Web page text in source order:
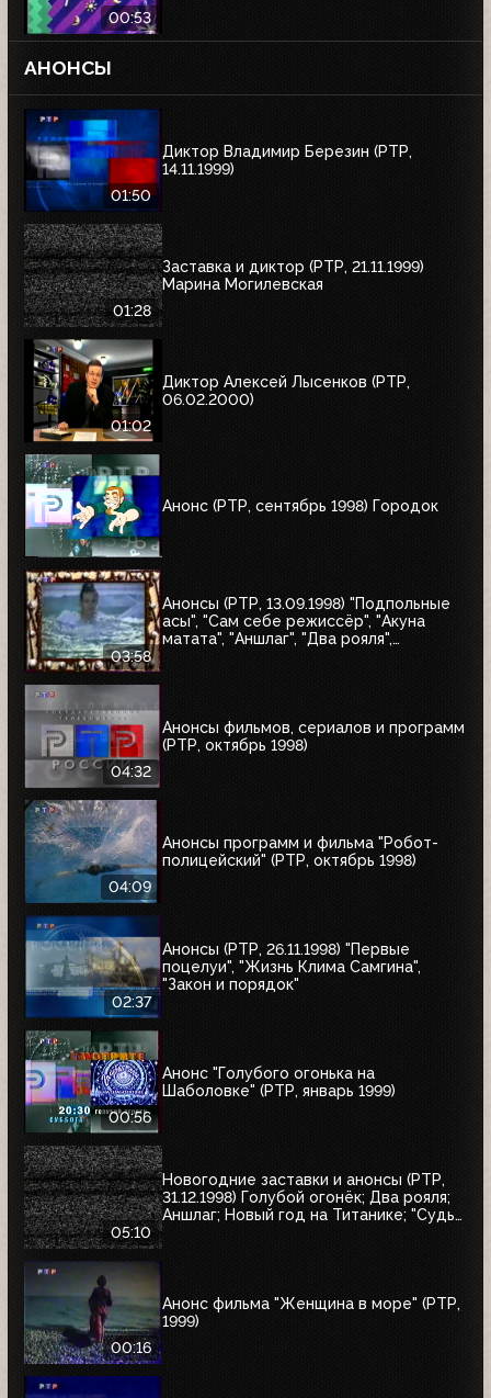
00:53
АНОНСЫ
01:50
Диктор Владимир Березин (РТР,
14.11.1999)
01:28
Заставка и диктор (РТР, 21.11.1999)
Марина Могилевская
01:02
Диктор Алексей Лысенков (РТР,
06.02.2000)
Анонс (РТР, сентябрь 1998) Городок
03:58
Анонсы (РТР, 13.09.1998) "Подпольные
асы", "Сам себе режиссёр", "Акуна
матата", "Аншлаг", "Два рояля",
04:32
Анонсы фильмов, сериалов и программ
(РТР, октябрь 1998)
04:09
Анонсы программ и фильма "Робот-
полицейский" (РТР, октябрь 1998)
02:37
Анонсы (РТР, 26.11.1998) "Первые
поцелуи", "Жизнь Клима Самгина",
"Закон и порядок"
00:56
Анонс "Голубого огонька на
Шаболовке" (РТР, январь 1999)
05:10
Новогодние заставки и анонсы (РТР,
31.12.1998) Голубой огонёк; Два рояля;
Аншлаг; Новый год на Титанике; "Судья
00:16
Анонс фильма "Женщина в море" (РТР,
1999)